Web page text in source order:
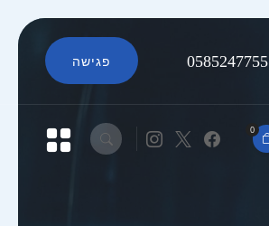
0585247755 פגישה
0